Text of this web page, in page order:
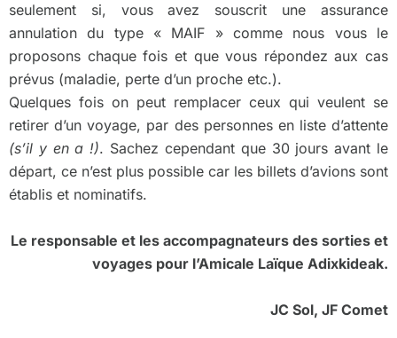
seulement si, vous avez souscrit une assurance
annulation du type « MAIF » comme nous vous le
proposons chaque fois et que vous répondez aux cas
prévus (maladie, perte d’un proche etc.).
Quelques fois on peut remplacer ceux qui veulent se
retirer d’un voyage, par des personnes en liste d’attente
(s’il y en a !). Sachez cependant que 30 jours avant le
départ, ce n’est plus possible car les billets d’avions sont
établis et nominatifs.
Le responsable et les accompagnateurs des sorties et
voyages pour l’Amicale Laïque Adixkideak.
JC Sol, JF Comet